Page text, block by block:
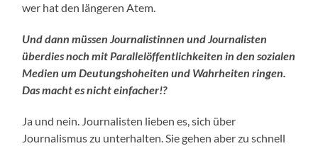
wer hat den längeren Atem.
Und dann müssen Journalistinnen und Journalisten
überdies noch mit Parallelöffentlichkeiten in den sozialen
Medien um Deutungshoheiten und Wahrheiten ringen.
Das macht es nicht einfacher!?
Ja und nein. Journalisten lieben es, sich über
Journalismus zu unterhalten. Sie gehen aber zu schnell